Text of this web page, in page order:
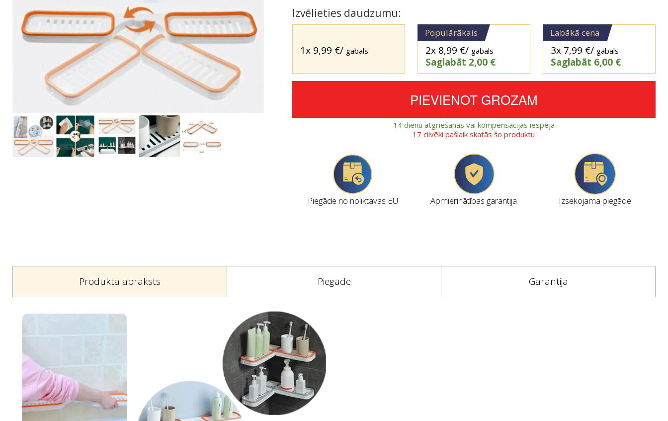
Izvēlieties daudzumu:
1x 9,99 €/ gabals
Populārākais
2x 8,99 €/ gabals
Saglabāt 2,00 €
Labākā cena
3x 7,99 €/ gabals
Saglabāt 6,00 €
PIEVIENOT GROZAM
14 dienu atgriešanas vai kompensācijas iespēja
17 cilvēki pašlaik skatās šo produktu
Piegāde no noliktavas EU Apmierinātības garantija Izsekojama piegāde
Produkta apraksts Piegāde Garantija